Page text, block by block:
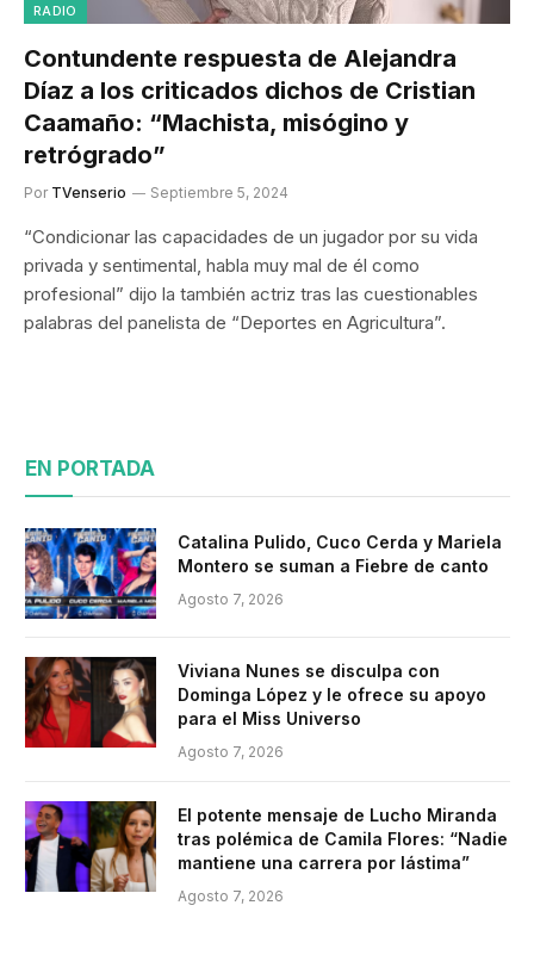
RADIO
Contundente respuesta de Alejandra
Díaz a los criticados dichos de Cristian
Caamaño: “Machista, misógino y
retrógrado”
Por TVenserio Septiembre 5, 2024
“Condicionar las capacidades de un jugador por su vida
privada y sentimental, habla muy mal de él como
profesional” dijo la también actriz tras las cuestionables
palabras del panelista de “Deportes en Agricultura”.
EN PORTADA
Catalina Pulido, Cuco Cerda y Mariela
Montero se suman a Fiebre de canto
Agosto 7, 2026
Viviana Nunes se disculpa con
Dominga López y le ofrece su apoyo
para el Miss Universo
Agosto 7, 2026
El potente mensaje de Lucho Miranda
tras polémica de Camila Flores: “Nadie
mantiene una carrera por lástima”
Agosto 7, 2026